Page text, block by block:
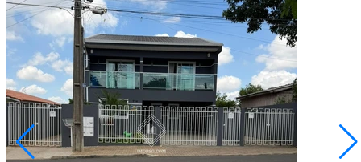
Uvaranas
R$ 1.400.000,00